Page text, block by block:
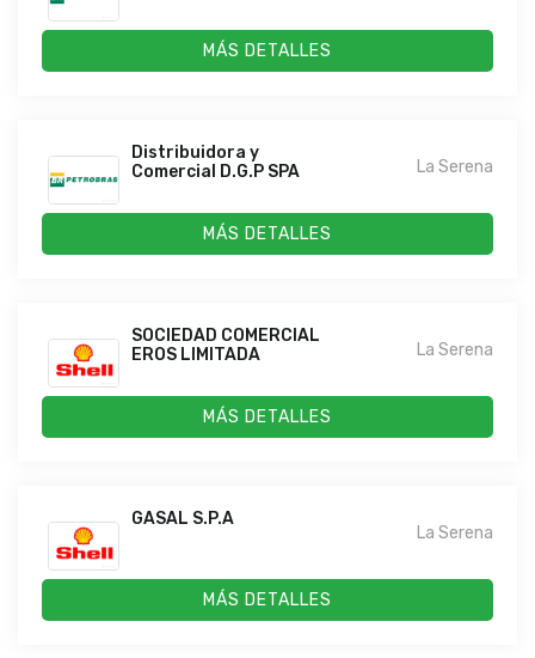
MÁS DETALLES
Distribuidora y
Comercial D.G.P SPA
La Serena
MÁS DETALLES
SOCIEDAD COMERCIAL
EROS LIMITADA
La Serena
MÁS DETALLES
GASAL S.P.A
La Serena
MÁS DETALLES